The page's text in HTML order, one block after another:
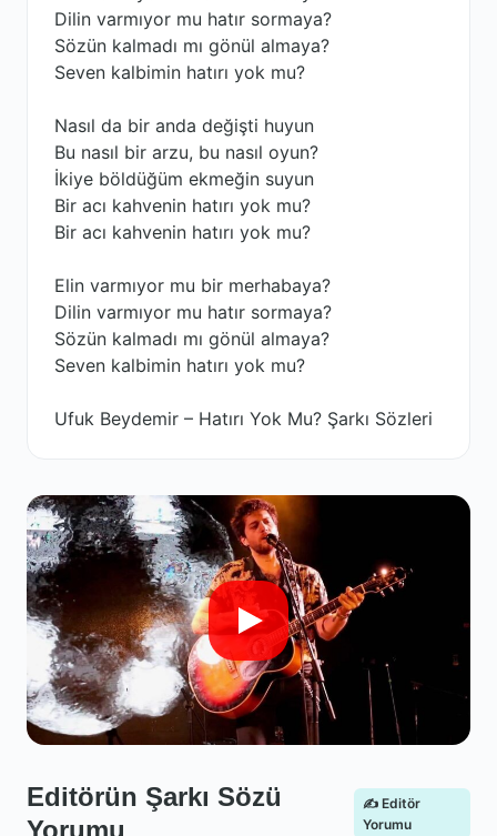
Dilin varmıyor mu hatır sormaya?
Sözün kalmadı mı gönül almaya?
Seven kalbimin hatırı yok mu?
Nasıl da bir anda değişti huyun
Bu nasıl bir arzu, bu nasıl oyun?
İkiye böldüğüm ekmeğin suyun
Bir acı kahvenin hatırı yok mu?
Bir acı kahvenin hatırı yok mu?
Elin varmıyor mu bir merhabaya?
Dilin varmıyor mu hatır sormaya?
Sözün kalmadı mı gönül almaya?
Seven kalbimin hatırı yok mu?
Ufuk Beydemir – Hatırı Yok Mu? Şarkı Sözleri
Editörün Şarkı Sözü
Yorumu
✍️ Editör
Yorumu